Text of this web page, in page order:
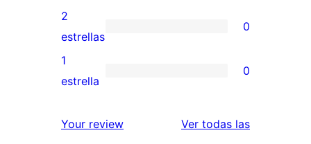
4
estrellas
valoraciones
de
3
estrellas
0
valoraciones
de
estrellas
2
estrellas
0
0
de
1
estrella
0
Your review Ver todas las